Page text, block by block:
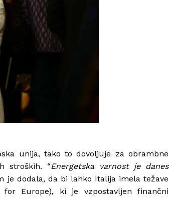
unija, tako to dovoljuje za obrambne
stroških. “Energetska varnost je danes
je dodala, da bi lahko Italija imela težave
Europe), ki je vzpostavljen finančni